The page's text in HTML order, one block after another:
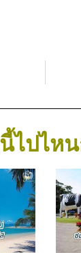
ไปไห